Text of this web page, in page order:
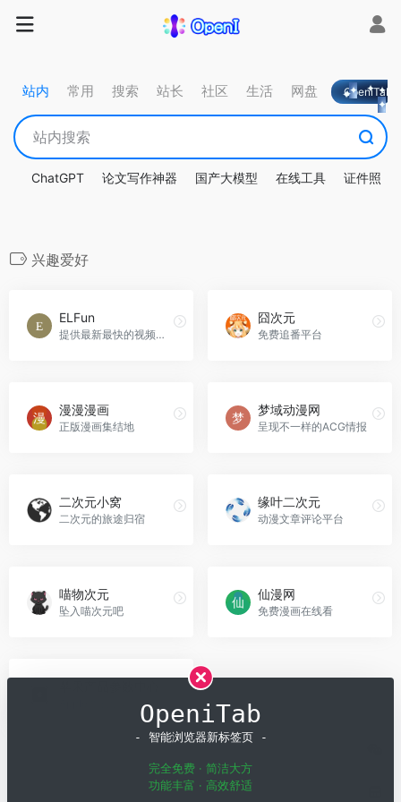
站内 常用 搜索 站长 社区 生活 网盘 OpeniTab
ChatGPT 论文写作神器 国产大模型 在线工具 证件照
兴趣爱好
ELFun
提供最新最快的视频分享数据
囧次元
免费追番平台
漫漫漫画
正版漫画集结地
梦域动漫网
呈现不一样的ACG情报
二次元小窝
二次元的旅途归宿
缘叶二次元
动漫文章评论平台
喵物次元
坠入喵次元吧
仙漫网
免费漫画在线看
OpeniTab
- 智能浏览器新标签页 -
完全免费 · 简洁大方
功能丰富 · 高效舒适